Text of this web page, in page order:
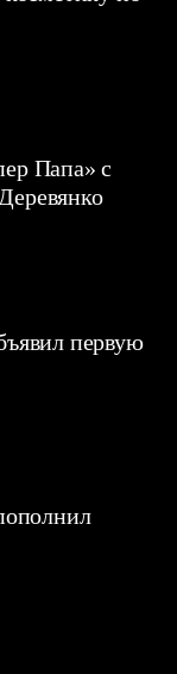
Папа» с
первую